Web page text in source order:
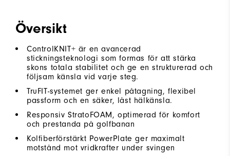
Översikt
ControlKNIT+ är en avancerad
stickningsteknologi som formas för att stärka
skons totala stabilitet och ge en strukturerad och
följsam känsla vid varje steg.
TruFIT-systemet ger enkel påtagning, flexibel
passform och en säker, låst hälkänsla.
Responsiv StratoFOAM, optimerad för komfort
och prestanda på golfbanan
Kolfiberförstärkt PowerPlate ger maximalt
motstånd mot vridkrafter under svingen